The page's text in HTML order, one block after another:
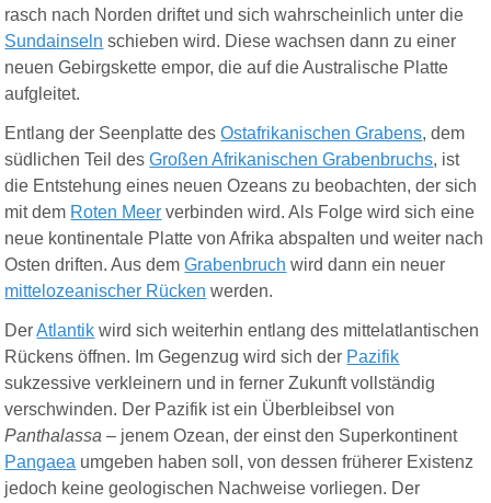
rasch nach Norden driftet und sich wahrscheinlich unter die
Sundainseln schieben wird. Diese wachsen dann zu einer
neuen Gebirgskette empor, die auf die Australische Platte
aufgleitet.
Entlang der Seenplatte desOstafrikanischen Grabens, dem
südlichen Teil desGroßen Afrikanischen Grabenbruchs, ist
die Entstehung eines neuen Ozeans zu beobachten, der sich
mit dem Roten Meer verbinden wird. Als Folge wird sich eine
neue kontinentale Platte von Afrika abspalten und weiter nach
Osten driften. Aus demGrabenbruch wird dann ein neuer
mittelozeanischer Rücken werden.
DerAtlantik wird sich weiterhin entlang des mittelatlantischen
Rückens öffnen. Im Gegenzug wird sich der Pazifik
sukzessive verkleinern und in ferner Zukunft vollständig
verschwinden. Der Pazifik ist ein Überbleibsel von
Panthalassa – jenem Ozean, der einst den Superkontinent
Pangaea umgeben haben soll, von dessen früherer Existenz
jedoch keine geologischen Nachweise vorliegen. Der